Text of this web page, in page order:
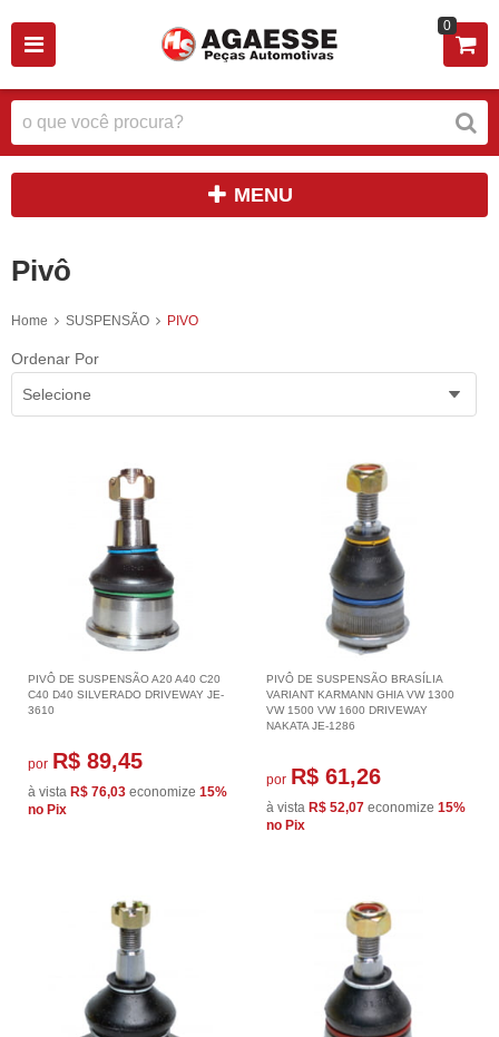
0
MENU
Pivô
Home SUSPENSÃO PIVO
Ordenar Por
Selecione
PIVÔ DE SUSPENSÃO A20 A40 C20
C40 D40 SILVERADO DRIVEWAY JE-
3610
por R$ 89,45
à vista R$ 76,03 economize 15%
no Pix
PIVÔ DE SUSPENSÃO BRASÍLIA
VARIANT KARMANN GHIA VW 1300
VW 1500 VW 1600 DRIVEWAY
NAKATA JE-1286
por R$ 61,26
à vista R$ 52,07 economize 15%
no Pix